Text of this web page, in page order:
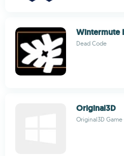
Wintermute
Dead Code
Original3D
Original3D